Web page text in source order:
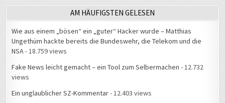
AM HÄUFIGSTEN GELESEN
Wie aus einem „bösen“ ein „guter“ Hacker wurde – Matthias
Ungethüm hackte bereits die Bundeswehr, die Telekom und die
NSA- 18.759 views
Fake News leicht gemacht – ein Tool zum Selbermachen - 12.732
views
Ein unglaublicher SZ-Kommentar- 12.403 views